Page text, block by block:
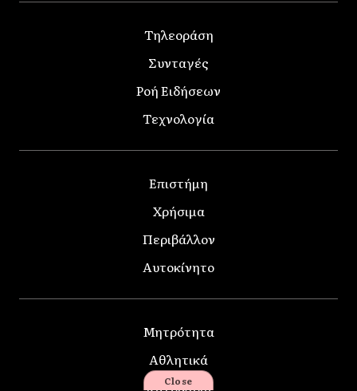
Τηλεοράση
Συνταγές
Ροή Ειδήσεων
Τεχνολογία
Επιστήμη
Χρήσιμα
Περιβάλλον
Αυτοκίνητο
Μητρότητα
Αθλητικά
Κατοικίδια
Close